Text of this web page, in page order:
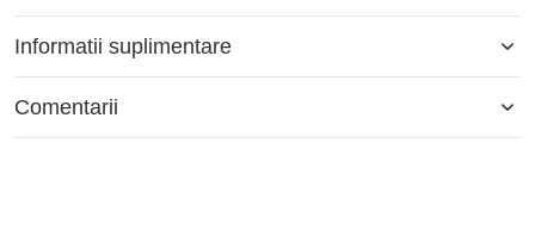
Informatii suplimentare
Comentarii